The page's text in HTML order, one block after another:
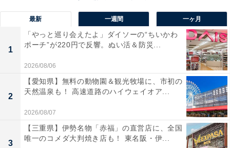
入するものに関しては、ユニクロが一番だと思います
（40代男性）」「買ったものが何年も気続けることが出
来るからです。デザイン面でも服自体の丈夫さもです
（20代女性）」というような理由が挙がりました。
最新 一週間 一ヶ月
1
「やっと巡り会えたよ」ダイソーの“ちいかわ
ポーチ”が220円で反響。ぬい活＆防災...
2026/08/06
2
【愛知県】無料の動物園＆観光牧場に、市初の
天然温泉も！ 高速道路のハイウェイオア...
2026/08/07
3
【三重県】伊勢名物「赤福」の直営店に、全国
唯一のコメダ大判焼き店も！ 東名阪・伊...